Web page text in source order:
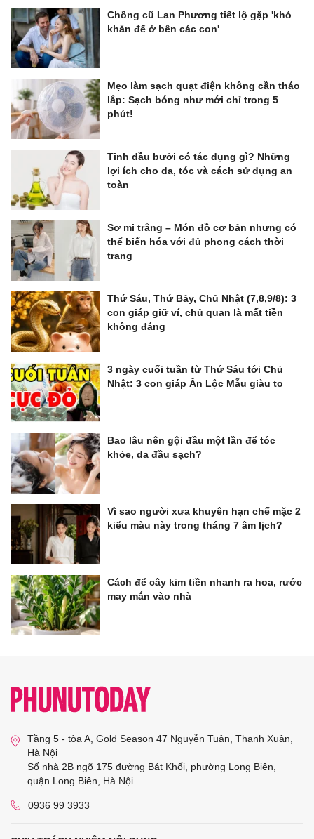
Chồng cũ Lan Phương tiết lộ gặp 'khó
khăn để ở bên các con'
Mẹo làm sạch quạt điện không cần tháo
lắp: Sạch bóng như mới chỉ trong 5
phút!
Tinh dầu bưởi có tác dụng gì? Những
lợi ích cho da, tóc và cách sử dụng an
toàn
Sơ mi trắng – Món đồ cơ bản nhưng có
thể biến hóa với đủ phong cách thời
trang
Thứ Sáu, Thứ Bảy, Chủ Nhật (7,8,9/8): 3
con giáp giữ ví, chủ quan là mất tiền
không đáng
3 ngày cuối tuần từ Thứ Sáu tới Chủ
Nhật: 3 con giáp Ăn Lộc Mẫu giàu to
Bao lâu nên gội đầu một lần để tóc
khỏe, da đầu sạch?
Vì sao người xưa khuyên hạn chế mặc 2
kiểu màu này trong tháng 7 âm lịch?
Cách để cây kim tiền nhanh ra hoa, rước
may mắn vào nhà
Tầng 5 - tòa A, Gold Season 47 Nguyễn Tuân, Thanh Xuân,
Hà Nội
Số nhà 2B ngõ 175 đường Bát Khối, phường Long Biên,
quận Long Biên, Hà Nội
0936 99 3933